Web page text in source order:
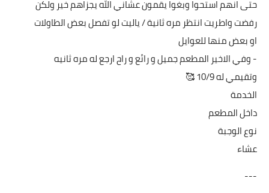
حتى انهم استحوا وبغوا يقمون عشاني الله يجزاهم خير ولكن
رفضت واطريت انتظر مره ثانية / ياليت لو تفصل بعض الطاولات
او بعض منها للعوايل
- وفي الاخير المطعم جميل و رائع و راح ارجع له مره ثانيه
وتقيمي له 10/9 🥰
الخدمة
داخل المطعم
نوع الوجبة
عشاء
---